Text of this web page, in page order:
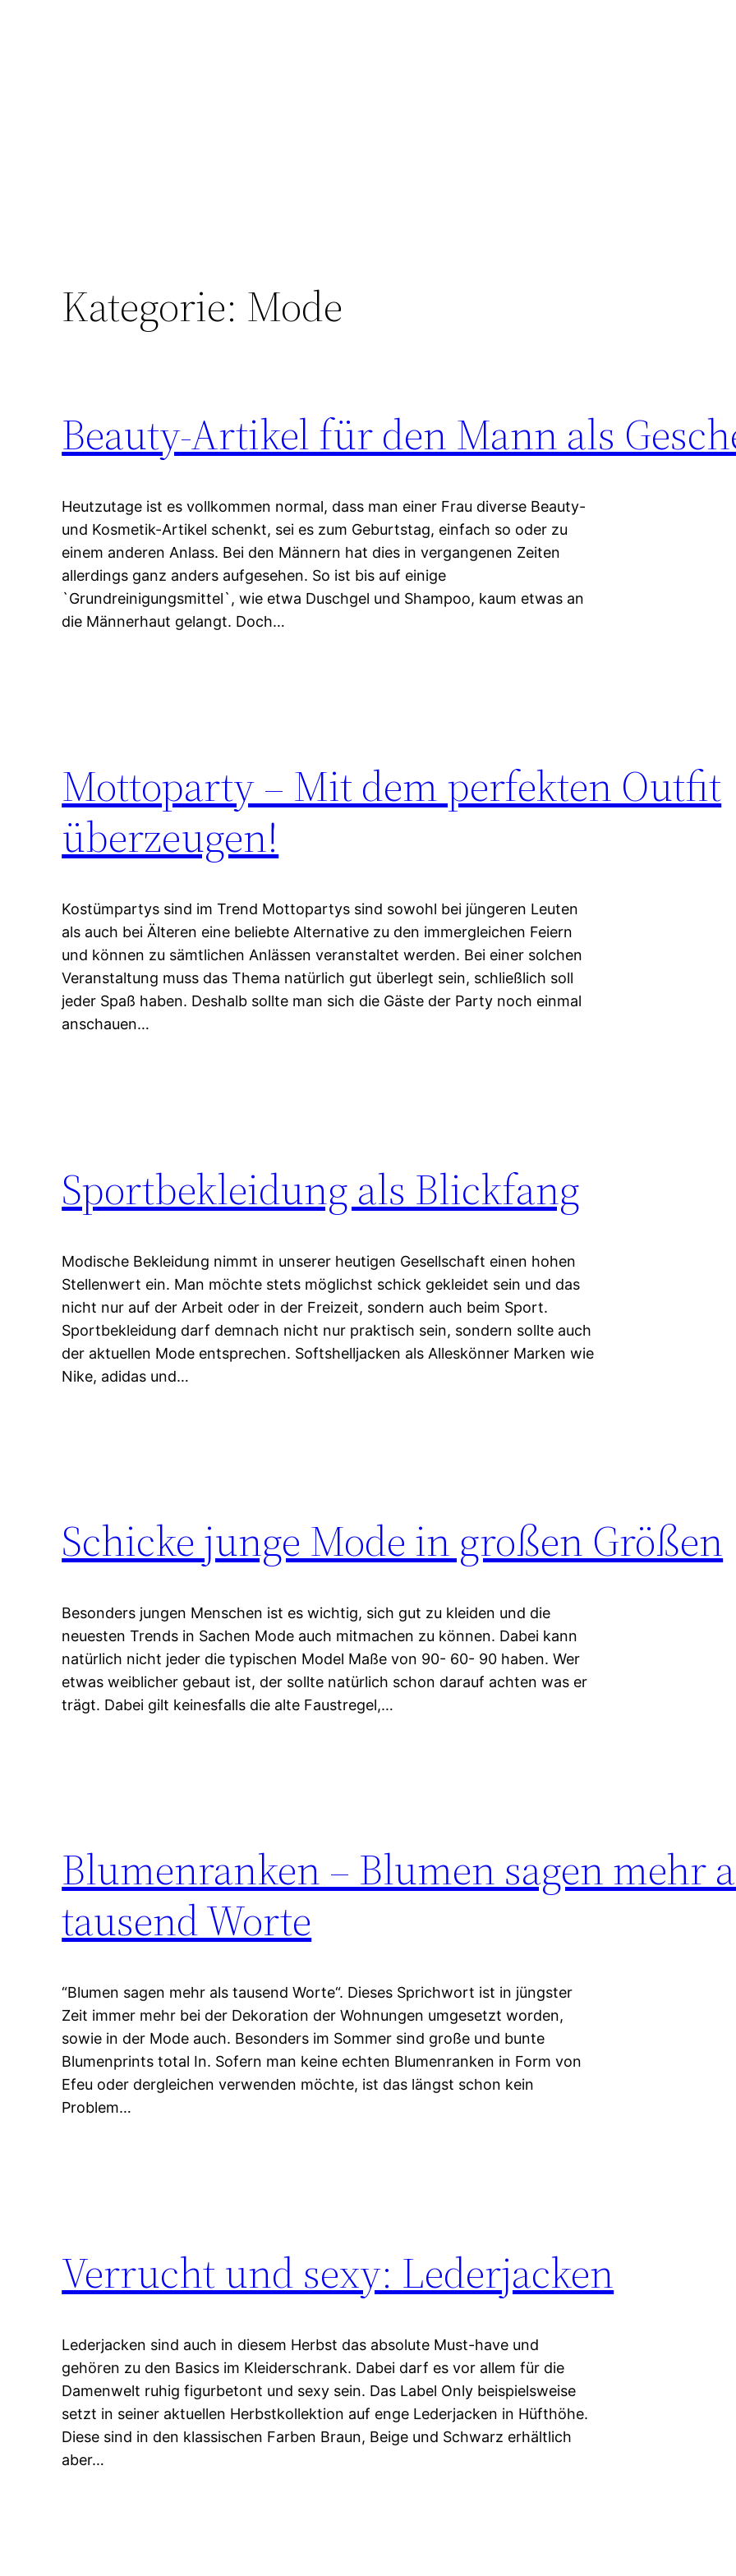
Kategorie: Mode
Beauty-Artikel für den Mann als
Heutzutage ist es vollkommen normal, dass man einer Frau diverse Beauty-
und Kosmetik-Artikel schenkt, sei es zum Geburtstag, einfach so oder zu
einem anderen Anlass. Bei den Männern hat dies in vergangenen Zeiten
allerdings ganz anders aufgesehen. So ist bis auf einige
`Grundreinigungsmittel`, wie etwa Duschgel und Shampoo, kaum etwas an
die Männerhaut gelangt. Doch…
Mottoparty – Mit dem perfekten Outfit
überzeugen!
Kostümpartys sind im Trend Mottopartys sind sowohl bei jüngeren Leuten
als auch bei Älteren eine beliebte Alternative zu den immergleichen Feiern
und können zu sämtlichen Anlässen veranstaltet werden. Bei einer solchen
Veranstaltung muss das Thema natürlich gut überlegt sein, schließlich soll
jeder Spaß haben. Deshalb sollte man sich die Gäste der Party noch einmal
anschauen…
Sportbekleidung als Blickfang
Modische Bekleidung nimmt in unserer heutigen Gesellschaft einen hohen
Stellenwert ein. Man möchte stets möglichst schick gekleidet sein und das
nicht nur auf der Arbeit oder in der Freizeit, sondern auch beim Sport.
Sportbekleidung darf demnach nicht nur praktisch sein, sondern sollte auch
der aktuellen Mode entsprechen. Softshelljacken als Alleskönner Marken wie
Nike, adidas und…
Schicke junge Mode in großen Größen
Besonders jungen Menschen ist es wichtig, sich gut zu kleiden und die
neuesten Trends in Sachen Mode auch mitmachen zu können. Dabei kann
natürlich nicht jeder die typischen Model Maße von 90- 60- 90 haben. Wer
etwas weiblicher gebaut ist, der sollte natürlich schon darauf achten was er
trägt. Dabei gilt keinesfalls die alte Faustregel,…
Blumenranken – Blumen sagen mehr
tausend Worte
“Blumen sagen mehr als tausend Worte“. Dieses Sprichwort ist in jüngster
Zeit immer mehr bei der Dekoration der Wohnungen umgesetzt worden,
sowie in der Mode auch. Besonders im Sommer sind große und bunte
Blumenprints total In. Sofern man keine echten Blumenranken in Form von
Efeu oder dergleichen verwenden möchte, ist das längst schon kein
Problem…
Verrucht und sexy: Lederjacken
Lederjacken sind auch in diesem Herbst das absolute Must-have und
gehören zu den Basics im Kleiderschrank. Dabei darf es vor allem für die
Damenwelt ruhig figurbetont und sexy sein. Das Label Only beispielsweise
setzt in seiner aktuellen Herbstkollektion auf enge Lederjacken in Hüfthöhe.
Diese sind in den klassischen Farben Braun, Beige und Schwarz erhältlich
aber…